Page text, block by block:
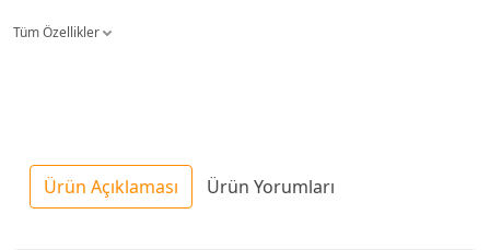
Tüm Özellikler
Ürün Açıklaması Ürün Yorumları